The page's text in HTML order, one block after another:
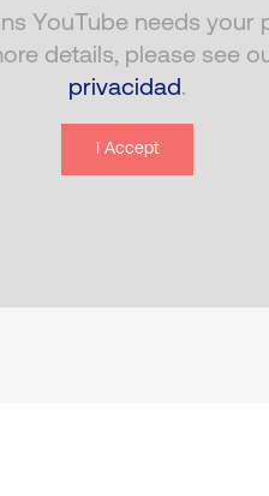
YouTube needs your
details, please see
privacidad.
I Accept